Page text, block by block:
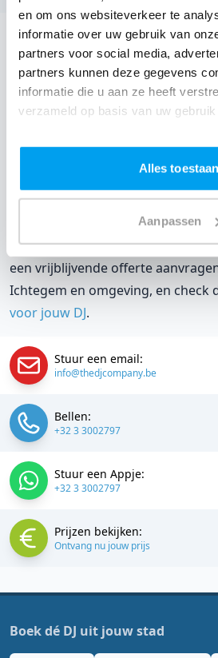
en om ons websiteverkeer te
informatie over uw gebruik van
partners voor social media,
partners kunnen deze gegevens
informatie die u aan ze heeft
verzameld op basis van uw
Alles toestaan
Aanpassen
DJ boeken voor jouw feest in
EenDJ boekenzonder zorgen in
onze garantie. Van de
een reserve DJ. Wij zorgen dat
voordat je een DJ voor jouw
natuurlijk weten wat het kost.
EenDJ boeken uit West-
makkelijk. Daarom kun je bij ons
berekenen voor jouw feest. Ook
een vrijblijvende offerte
Ichtegem en omgeving, en check
voor jouw DJ.
Stuur een email:
info@thedjcompany.be
Bellen:
+32 3 3002797
Stuur een Appje:
+32 3 3002797
Prijzen bekijken:
Ontvang nu jouw prijs
Boek dé DJ uit jouw stad